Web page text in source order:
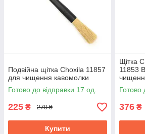
Подвійна щітка Choxila 11857
для чищення кавомолки
Готово до відправки 17 од.
225 ₴ 270 ₴
Купити
Щітка
11853
Готово
376 ₴